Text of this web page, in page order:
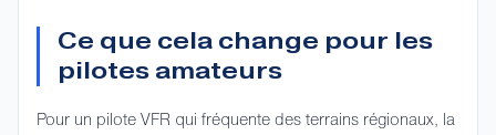
Ce que cela change pour les
pilotes amateurs
Pour un pilote VFR qui fréquente des terrains régionaux, la